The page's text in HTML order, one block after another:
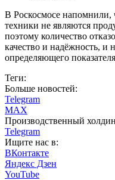
В Роскосмосе напомнили,
техники не являются
поэтому количество
качество и надёжность, и
определяющего
Теги:
Больше новостей:
Telegram
MAX
Производственный
Telegram
Ищите нас в:
ВКонтакте
Яндекс Дзен
YouTube